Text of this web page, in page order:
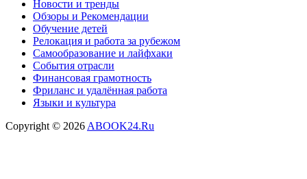
Новости и тренды
Обзоры и Рекомендации
Обучение детей
Релокация и работа за рубежом
Самообразование и лайфхаки
События отрасли
Финансовая грамотность
Фриланс и удалённая работа
Языки и культура
Copyright © 2026 ABOOK24.Ru